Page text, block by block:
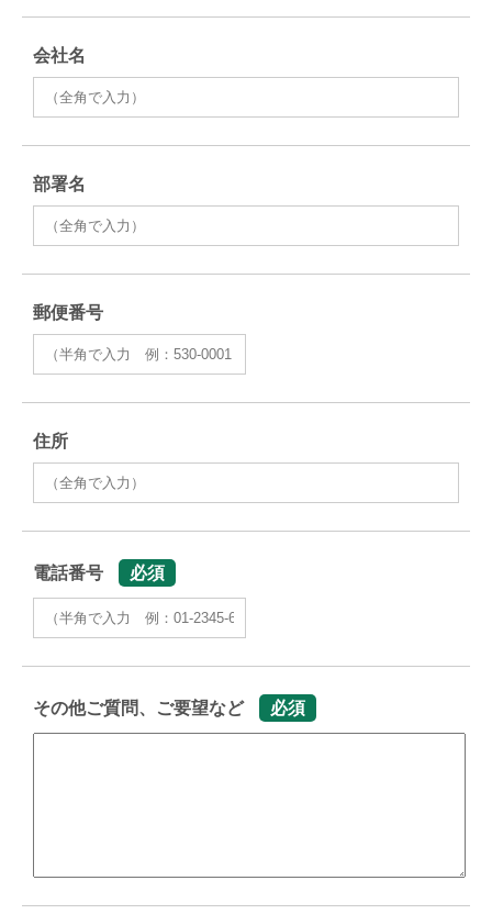
会社名
部署名
郵便番号
住所
電話番号 必須
その他ご質問、ご要望など 必須